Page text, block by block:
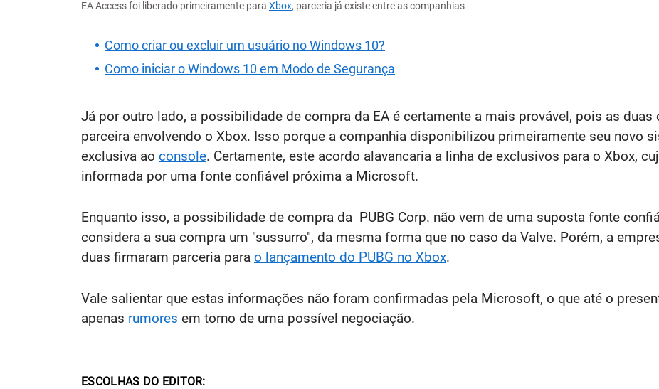
EA Access foi liberado primeiramente para Xbox, parceria já existe entre as companhias
Como criar ou excluir um usuário no Windows 10?
Como iniciar o Windows 10 em Modo de Segurança
Já por outro lado, a possibilidade de compra da EA é certamente a mais provável, pois as
parceira envolvendo o Xbox. Isso porque a companhia disponibilizou primeiramente seu novo
exclusiva ao console. Certamente, este acordo alavancaria a linha de exclusivos para o Xbox,
informada por uma fonte confiável próxima a Microsoft.
Enquanto isso, a possibilidade de compra da PUBG Corp. não vem de uma suposta fonte
considera a sua compra um "sussurro", da mesma forma que no caso da Valve. Porém, a
duas firmaram parceria para o lançamento do PUBG no Xbox.
Vale salientar que estas informações não foram confirmadas pela Microsoft, o que até o
apenas rumores em torno de uma possível negociação.
ESCOLHAS DO EDITOR